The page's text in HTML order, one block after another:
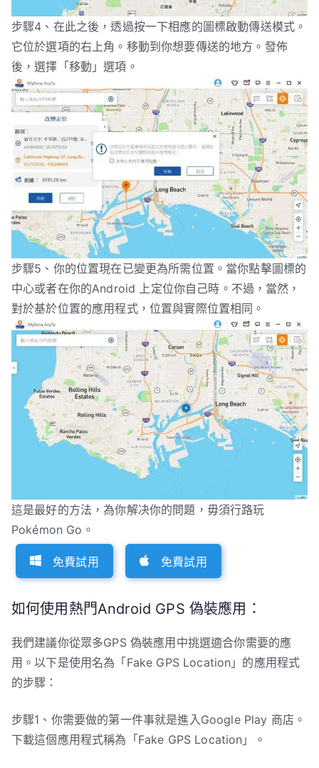
步驟4、在此之後，透過按一下相應的圖標啟動傳送模式。
它位於選項的右上角。移動到你想要傳送的地方。發佈
後，選擇「移動」選項。
步驟5、你的位置現在已變更為所需位置。當你點擊圖標的
中心或者在你的Android 上定位你自己時。不過，當然，
對於基於位置的應用程式，位置與實際位置相同。
這是最好的方法，為你解决你的問題，毋須行路玩
Pokémon Go。
免費試用 免費試用
如何使用熱門Android GPS 偽裝應用：
我們建議你從眾多GPS 偽裝應用中挑選適合你需要的應
用。以下是使用名為「Fake GPS Location」的應用程式
的步驟：
步驟1、你需要做的第一件事就是進入Google Play 商店。
下載這個應用程式稱為「Fake GPS Location」。